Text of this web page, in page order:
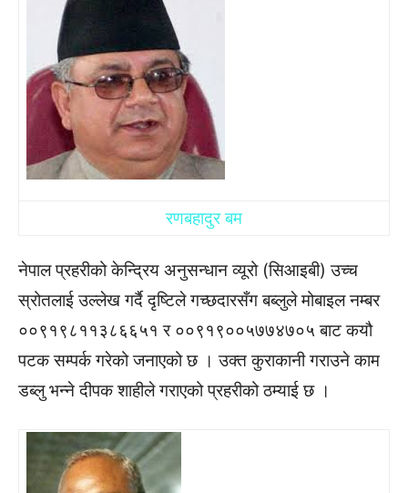
रणबहादुर बम
नेपाल प्रहरीको केन्द्रिय अनुसन्धान व्यूरो (सिआइबी) उच्च
स्रोतलाई उल्लेख गर्दै दृष्टिले गच्छदारसँग बब्लुले मोबाइल नम्बर
००९१९८११३८६६५१ र ००९१९००५७७४७०५ बाट कयौ
पटक सम्पर्क गरेको जनाएको छ । उक्त कुराकानी गराउने काम
डब्लु भन्ने दीपक शाहीले गराएको प्रहरीको ठम्याई छ ।